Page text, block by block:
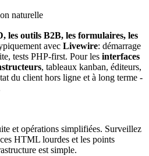
naturelle
les outils B2B, les formulaires, les
avec Livewire: démarrage
tests PHP-first. Pour les interfaces
, tableaux kanban, éditeurs,
du client hors ligne et à long terme -
et opérations simplifiées. Surveillez
HTML lourdes et les points
est simple.